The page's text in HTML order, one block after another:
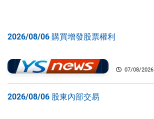
2026/08/06 購買增發股票權利
07/08/2026
2026/08/06 股東內部交易